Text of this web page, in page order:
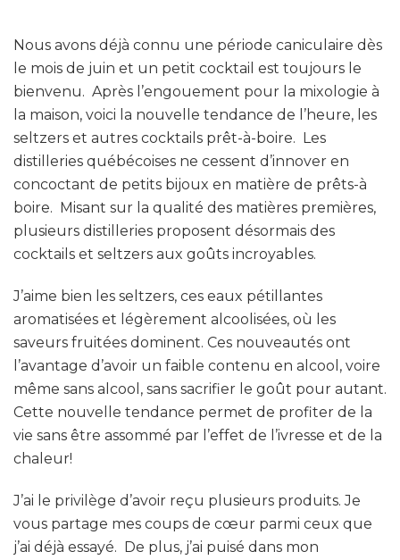
Nous avons déjà connu une période caniculaire dès
le mois de juin et un petit cocktail est toujours le
bienvenu. Après l’engouement pour la mixologie à
la maison, voici la nouvelle tendance de l’heure, les
seltzers et autres cocktails prêt-à-boire. Les
distilleries québécoises ne cessent d’innover en
concoctant de petits bijoux en matière de prêts-à
boire. Misant sur la qualité des matières premières,
plusieurs distilleries proposent désormais des
cocktails et seltzers aux goûts incroyables.
J’aime bien les seltzers, ces eaux pétillantes
aromatisées et légèrement alcoolisées, où les
saveurs fruitées dominent. Ces nouveautés ont
l’avantage d’avoir un faible contenu en alcool, voire
même sans alcool, sans sacrifier le goût pour autant.
Cette nouvelle tendance permet de profiter de la
vie sans être assommé par l’effet de l’ivresse et de la
chaleur!
J’ai le privilège d’avoir reçu plusieurs produits. Je
vous partage mes coups de cœur parmi ceux que
j’ai déjà essayé. De plus, j’ai puisé dans mon